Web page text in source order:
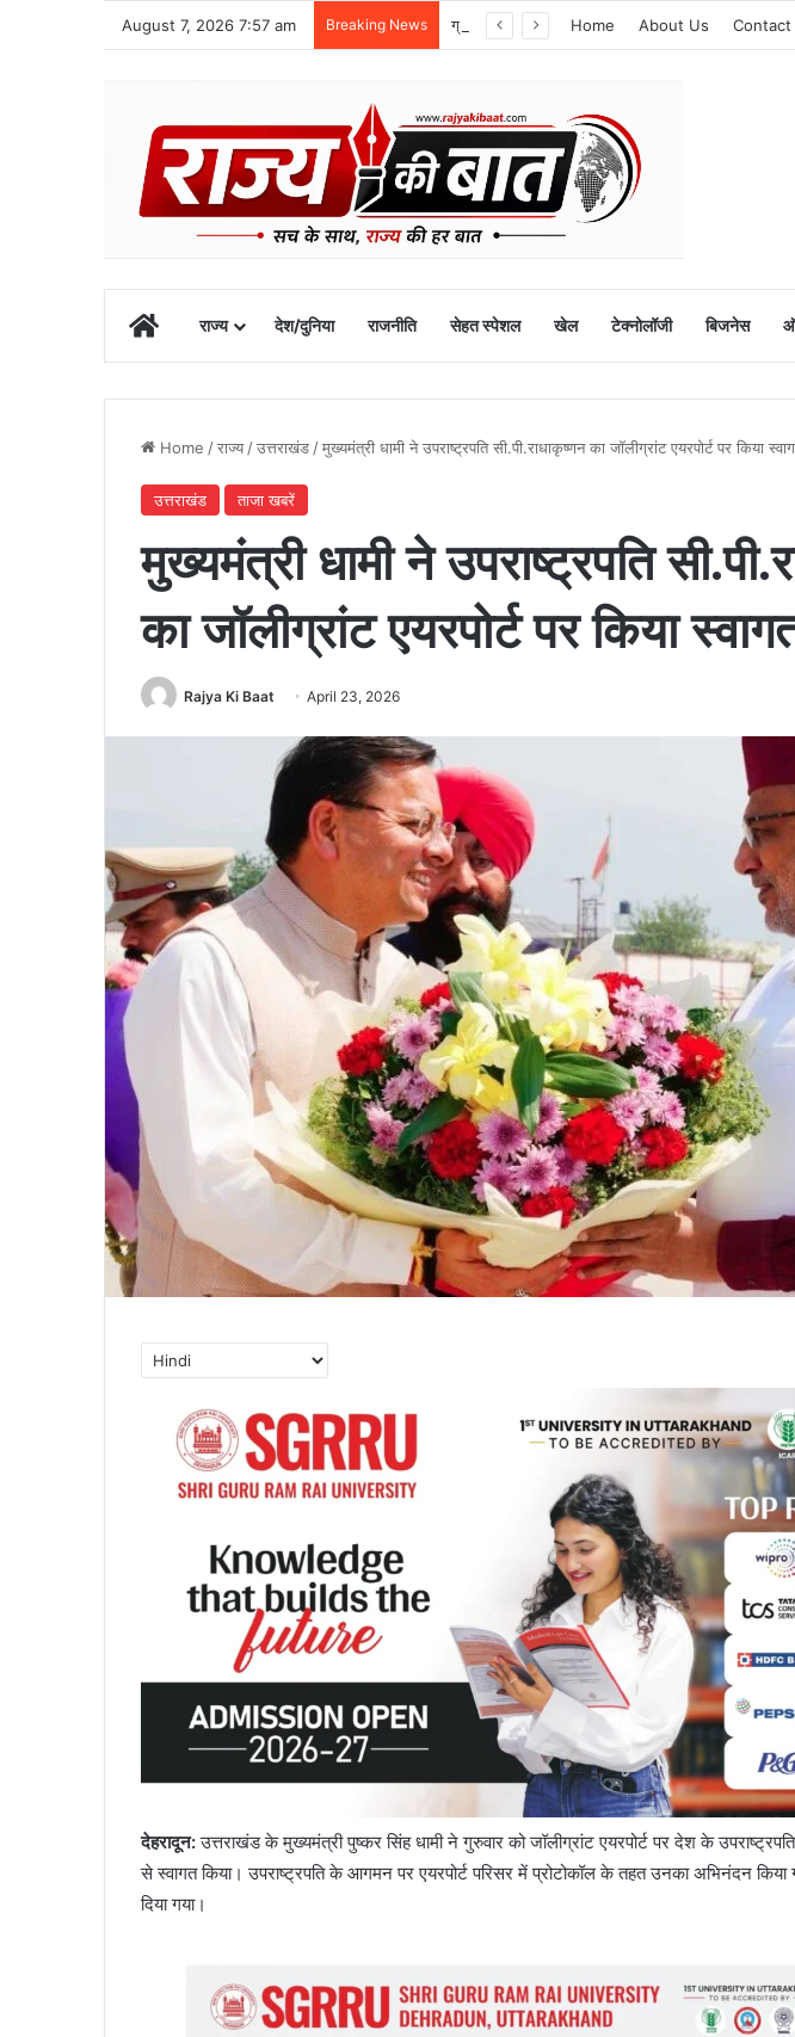
August 7, 2026 7:57 am Breaking News Home About Us Contact
Homeराज्य देश/दुनिया राजनीति सेहत स्पेशल खेल टेक्नोलॉजी बिजनेस
Home /राज्य /उत्तराखंड /मुख्यमंत्री धामी ने उपराष्ट्रपति सी.पी.राधाकृष्णन का जॉलीग्रांट एयरपोर्ट पर किया
उत्तराखंड ताजा खबरें
मुख्यमंत्री धामी ने उपराष्ट्रपति
का जॉलीग्रांट एयरपोर्ट पर किया
Rajya Ki Baat April 23, 2026
देहरादून:उत्तराखंड के मुख्यमंत्री पुष्कर सिंह धामी ने गुरुवार को जॉलीग्रांट एयरपोर्ट पर देश के
से स्वागत किया। उपराष्ट्रपति के आगमन पर एयरपोर्ट परिसर में प्रोटोकॉल के तहत उनका अभिनंदन
दिया गया।